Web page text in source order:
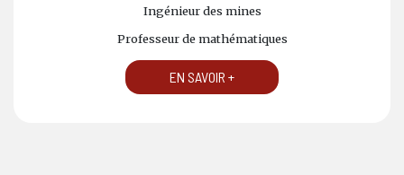
Ingénieur des mines
Professeur de mathématiques
EN SAVOIR +